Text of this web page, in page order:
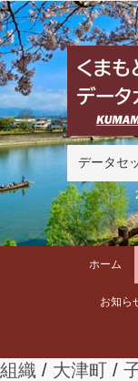
ホーム
お知ら
組織 大津町